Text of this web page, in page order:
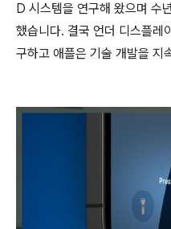
D 시스템을 연구해 왔으며 수
했습니다. 결국 언더 디스플레
구하고 애플은 기술 개발을 지